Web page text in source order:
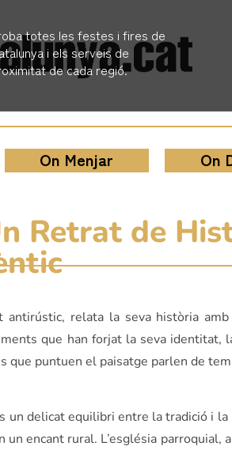
totes les festes i fires de
i els serveis de
de cada regió.
On Menjar On
Retrat de
antirústic, relata la seva història
que han forjat la seva
que puntuen el paisatge parlen de
un delicat equilibri entre la tradició i
encant rural. L’església parroquial,